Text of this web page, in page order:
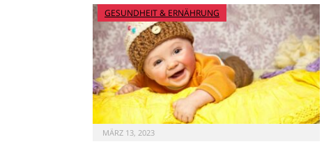
GESUNDHEIT & ERNÄHRUNG
MÄRZ 13, 2023